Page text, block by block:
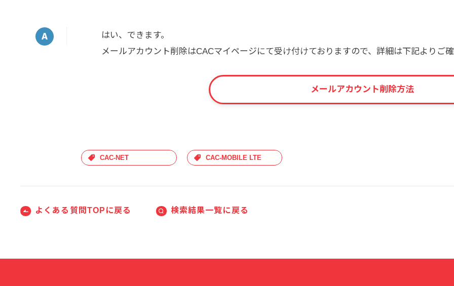
はい、できます。
メールアカウント削除はCACマイページにて受け付けておりますので、詳細は下記よりご確
メールアカウント削除方法
CAC-NET CAC-MOBILE LTE
よくある質問TOPに戻る 検索結果一覧に戻る